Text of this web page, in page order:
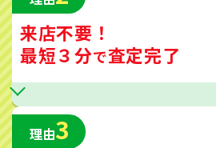
来店不要！
最短３分で査定完了
理由3